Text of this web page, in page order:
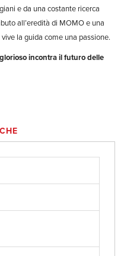
e da una costante ricerca
all’eredità di MOMO e una
la guida come una passione.
incontra il futuro delle